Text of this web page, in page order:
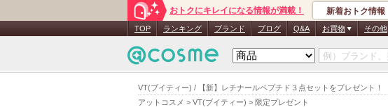
VT(ブイティー) / 【新】レチナールペプチド３点セットをプレゼント！
アットコスメ > VT(ブイティー) > 限定プレゼント
おトクにキレイになる情報が満載！ 新着おトク情報
TOP ランキング ブランド ブログ Q&A お買物 その他